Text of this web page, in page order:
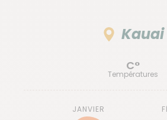
Kauai
C°
Températures